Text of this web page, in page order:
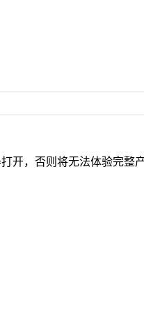
开，否则将无法体验完整